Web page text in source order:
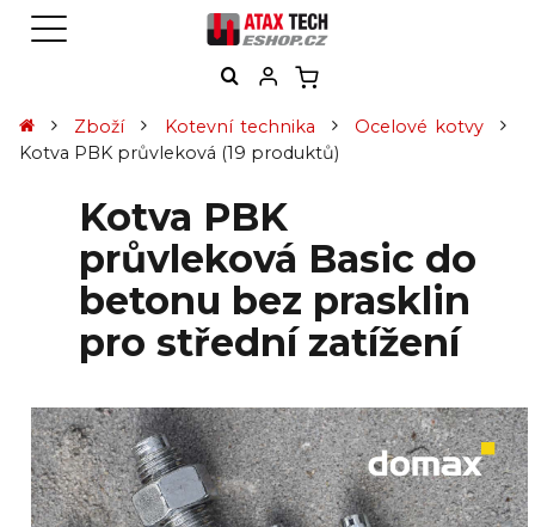
Zboží Kotevní technika
Ocelové kotvy
Kotva PBK průvleková (19 produktů)
Kotva PBK
průvleková Basic do
betonu bez prasklin
pro střední zatížení